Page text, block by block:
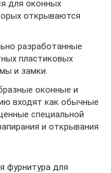
для оконных
открываются
разработанные
пластиковых
и замки.
оконные и
входят как обычные
специальной
и открывания
фурнитура для